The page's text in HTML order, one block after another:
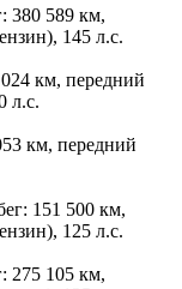
380 589 км,
145 л.с.
км, передний
л.с.
км, передний
151 500 км,
125 л.с.
275 105 км,